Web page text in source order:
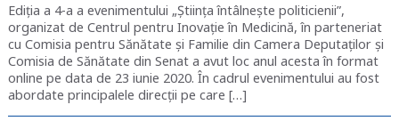
Ediția a 4-a a evenimentului „Știința întâlnește politicienii”,
organizat de Centrul pentru Inovație în Medicină, în parteneriat
cu Comisia pentru Sănătate și Familie din Camera Deputaților și
Comisia de Sănătate din Senat a avut loc anul acesta în format
online pe data de 23 iunie 2020. În cadrul evenimentului au fost
abordate principalele direcții pe care […]